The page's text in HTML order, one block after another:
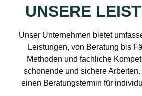
UNSERE
Unser Unternehmen bietet
Leistungen, von Beratung bis
Methoden und fachliche
schonende und sichere
einen Beratungstermin für